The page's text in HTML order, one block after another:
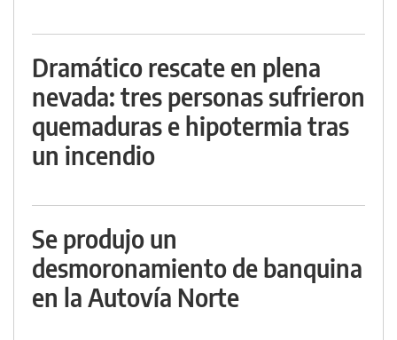
Dramático rescate en plena
nevada: tres personas sufrieron
quemaduras e hipotermia tras
un incendio
Se produjo un
desmoronamiento de banquina
en la Autovía Norte